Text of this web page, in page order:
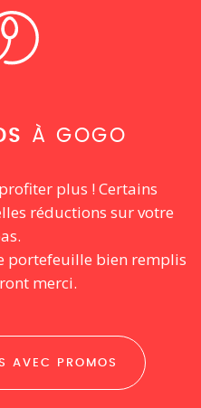
À GOGO
plus ! Certains
réductions sur votre
portefeuille bien remplis
merci.
AVEC PROMOS